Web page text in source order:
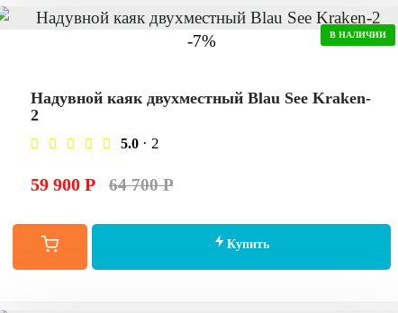
-7% В НАЛИЧИИ
Надувной каяк двухместный Blau See Kraken-
2
5.0 · 2
59 900 Р 64 700 Р
Купить